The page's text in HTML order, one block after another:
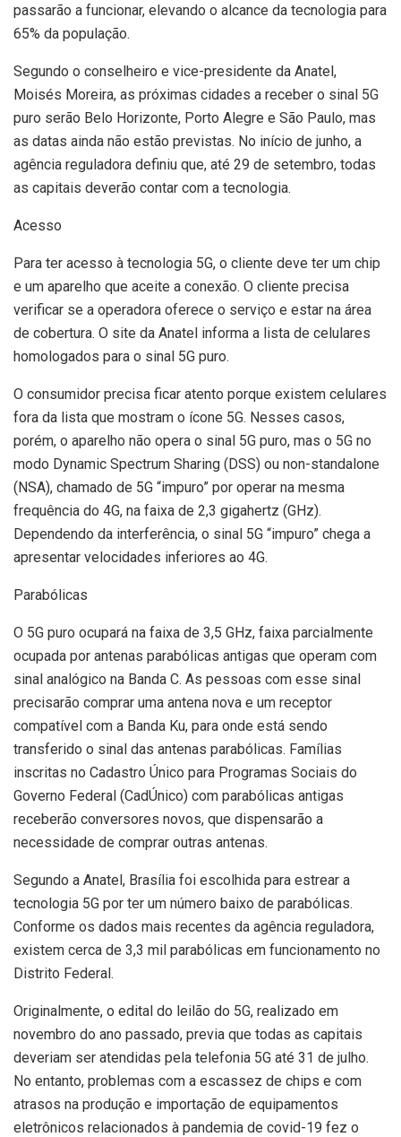
passarão a funcionar, elevando o alcance da tecnologia para
65% da população.
Segundo o conselheiro e vice-presidente da Anatel,
Moisés Moreira, as próximas cidades a receber o sinal 5G
puro serão Belo Horizonte, Porto Alegre e São Paulo, mas
as datas ainda não estão previstas. No início de junho, a
agência reguladora definiu que, até 29 de setembro, todas
as capitais deverão contar com a tecnologia.
Acesso
Para ter acesso à tecnologia 5G, o cliente deve ter um chip
e um aparelho que aceite a conexão. O cliente precisa
verificar se a operadora oferece o serviço e estar na área
de cobertura. O site da Anatel informa a lista de celulares
homologados para o sinal 5G puro.
O consumidor precisa ficar atento porque existem celulares
fora da lista que mostram o ícone 5G. Nesses casos,
porém, o aparelho não opera o sinal 5G puro, mas o 5G no
modo Dynamic Spectrum Sharing (DSS) ou non-standalone
(NSA), chamado de 5G “impuro” por operar na mesma
frequência do 4G, na faixa de 2,3 gigahertz (GHz).
Dependendo da interferência, o sinal 5G “impuro” chega a
apresentar velocidades inferiores ao 4G.
Parabólicas
O 5G puro ocupará na faixa de 3,5 GHz, faixa parcialmente
ocupada por antenas parabólicas antigas que operam com
sinal analógico na Banda C. As pessoas com esse sinal
precisarão comprar uma antena nova e um receptor
compatível com a Banda Ku, para onde está sendo
transferido o sinal das antenas parabólicas. Famílias
inscritas no Cadastro Único para Programas Sociais do
Governo Federal (CadÚnico) com parabólicas antigas
receberão conversores novos, que dispensarão a
necessidade de comprar outras antenas.
Segundo a Anatel, Brasília foi escolhida para estrear a
tecnologia 5G por ter um número baixo de parabólicas.
Conforme os dados mais recentes da agência reguladora,
existem cerca de 3,3 mil parabólicas em funcionamento no
Distrito Federal.
Originalmente, o edital do leilão do 5G, realizado em
novembro do ano passado, previa que todas as capitais
deveriam ser atendidas pela telefonia 5G até 31 de julho.
No entanto, problemas com a escassez de chips e com
atrasos na produção e importação de equipamentos
eletrônicos relacionados à pandemia de covid-19 fez o